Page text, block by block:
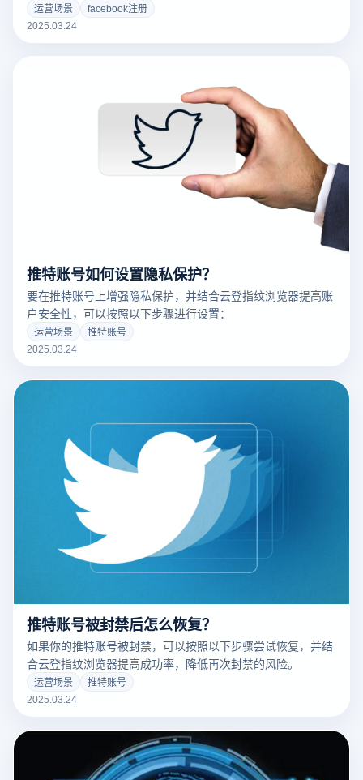
运营场景
facebook注册
2025.03.24
推特账号如何设置隐私保护？
要在推特账号上增强隐私保护，并结合云登指纹浏览器提高账
户安全性，可以按照以下步骤进行设置：
运营场景
推特账号
2025.03.24
推特账号被封禁后怎么恢复？
如果你的推特账号被封禁，可以按照以下步骤尝试恢复，并结
合云登指纹浏览器提高成功率，降低再次封禁的风险。
运营场景
推特账号
2025.03.24